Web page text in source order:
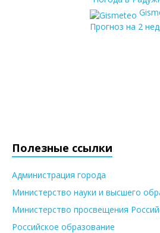
Прогноз на 2
Полезные ссылки
Администрация города
Министерство науки и высшего
Министерство просвещения
Российское образование